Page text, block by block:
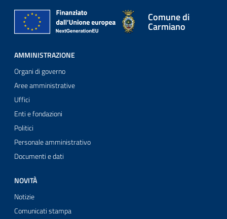
Comune di
Carmiano
AMMINISTRAZIONE
Organi di governo
Aree amministrative
Uffici
Enti e fondazioni
Politici
Personale amministrativo
Documenti e dati
NOVITÀ
Notizie
Comunicati stampa